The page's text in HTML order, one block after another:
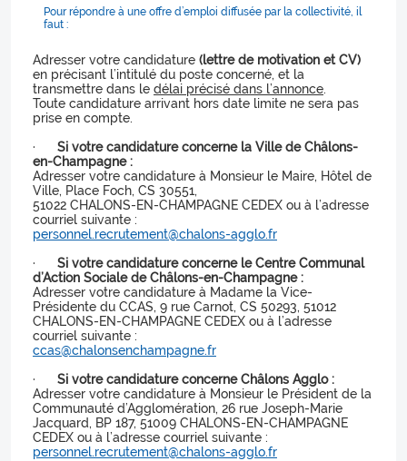
Pour répondre à une offre d’emploi diffusée par la collectivité, il
faut :
Adresser votre candidature (lettre de motivation et CV)
en précisant l’intitulé du poste concerné, et la
transmettre dans le délai précisé dans l’annonce.
Toute candidature arrivant hors date limite ne sera pas
prise en compte.
· Si votre candidature concerne la Ville de Châlons-
en-Champagne :
Adresser votre candidature à Monsieur le Maire, Hôtel de
Ville, Place Foch, CS 30551,
51022 CHALONS-EN-CHAMPAGNE CEDEX ou à l’adresse
courriel suivante :
personnel.recrutement@chalons-agglo.fr
· Si votre candidature concerne le Centre Communal
d’Action Sociale de Châlons-en-Champagne :
Adresser votre candidature à Madame la Vice-
Présidente du CCAS, 9 rue Carnot, CS 50293, 51012
CHALONS-EN-CHAMPAGNE CEDEX ou à l’adresse
courriel suivante :
ccas@chalonsenchampagne.fr
· Si votre candidature concerne Châlons Agglo :
Adresser votre candidature à Monsieur le Président de la
Communauté d’Agglomération, 26 rue Joseph-Marie
Jacquard, BP 187, 51009 CHALONS-EN-CHAMPAGNE
CEDEX ou à l’adresse courriel suivante :
personnel.recrutement@chalons-agglo.fr